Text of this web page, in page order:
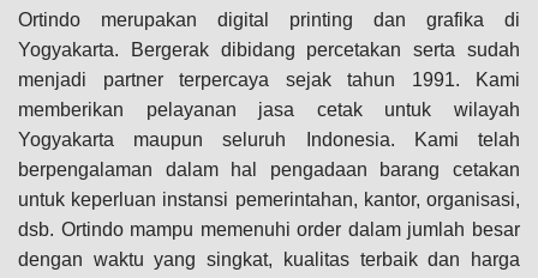
Ortindo merupakan digital printing dan grafika di
Yogyakarta. Bergerak dibidang percetakan serta sudah
menjadi partner terpercaya sejak tahun 1991. Kami
memberikan pelayanan jasa cetak untuk wilayah
Yogyakarta maupun seluruh Indonesia. Kami telah
berpengalaman dalam hal pengadaan barang cetakan
untuk keperluan instansi pemerintahan, kantor, organisasi,
dsb. Ortindo mampu memenuhi order dalam jumlah besar
dengan waktu yang singkat, kualitas terbaik dan harga